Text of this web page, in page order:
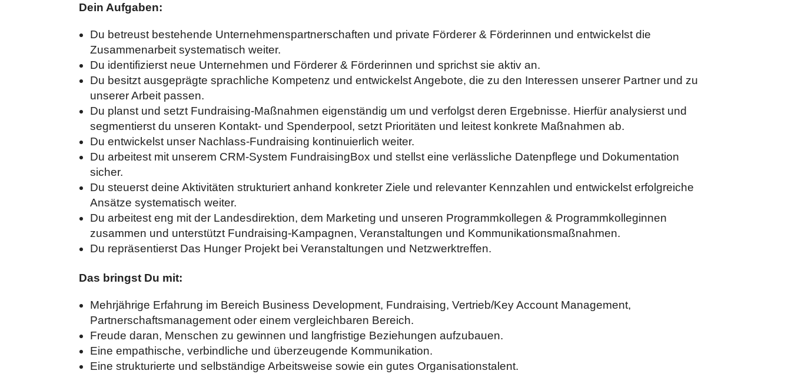
Dein Aufgaben:
Du betreust bestehende Unternehmenspartnerschaften und private Förderer & Förderinnen und entwickelst die
Zusammenarbeit systematisch weiter.
Du identifizierst neue Unternehmen und Förderer & Förderinnen und sprichst sie aktiv an.
Du besitzt ausgeprägte sprachliche Kompetenz und entwickelst Angebote, die zu den Interessen unserer Partner und zu
unserer Arbeit passen.
Du planst und setzt Fundraising-Maßnahmen eigenständig um und verfolgst deren Ergebnisse. Hierfür analysierst und
segmentierst du unseren Kontakt- und Spenderpool, setzt Prioritäten und leitest konkrete Maßnahmen ab.
Du entwickelst unser Nachlass-Fundraising kontinuierlich weiter.
Du arbeitest mit unserem CRM-System FundraisingBox und stellst eine verlässliche Datenpflege und Dokumentation
sicher.
Du steuerst deine Aktivitäten strukturiert anhand konkreter Ziele und relevanter Kennzahlen und entwickelst erfolgreiche
Ansätze systematisch weiter.
Du arbeitest eng mit der Landesdirektion, dem Marketing und unseren Programmkollegen & Programmkolleginnen
zusammen und unterstützt Fundraising-Kampagnen, Veranstaltungen und Kommunikationsmaßnahmen.
Du repräsentierst Das Hunger Projekt bei Veranstaltungen und Netzwerktreffen.
Das bringst Du mit:
Mehrjährige Erfahrung im Bereich Business Development, Fundraising, Vertrieb/Key Account Management,
Partnerschaftsmanagement oder einem vergleichbaren Bereich.
Freude daran, Menschen zu gewinnen und langfristige Beziehungen aufzubauen.
Eine empathische, verbindliche und überzeugende Kommunikation.
Eine strukturierte und selbständige Arbeitsweise sowie ein gutes Organisationstalent.